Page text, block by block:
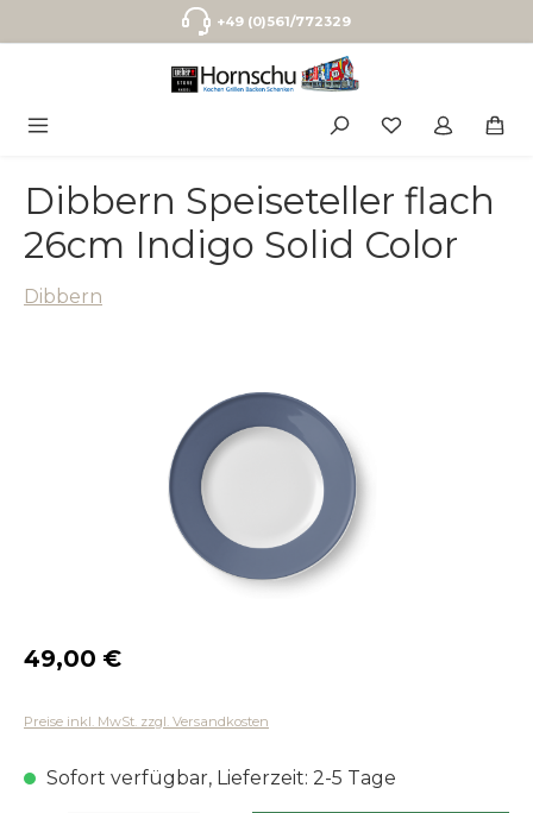
Zum Hauptinhalt springen+49 (0)561/772329
Dibbern Speiseteller flach
26cm Indigo Solid Color
Dibbern
Regulärer Preis:
49,00 €
Preise inkl. MwSt. zzgl. Versandkosten
Sofort verfügbar, Lieferzeit: 2-5 Tage